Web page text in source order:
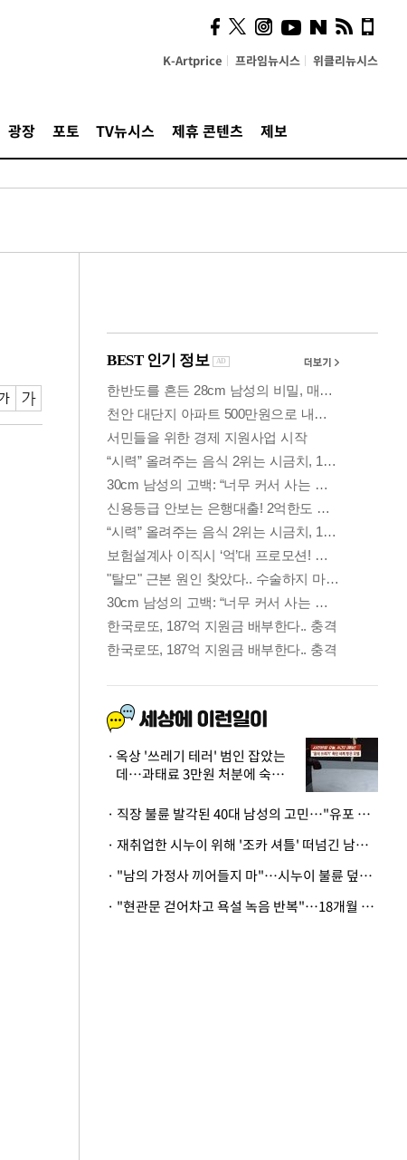
K-Artprice 프라임뉴시스 위클리뉴시스
광장 포토 TV뉴시스 제휴 콘텐츠 제보
시, 스마트폰 액세서리에
NFC 더했다
옥상 '쓰레기 테러' 범인 잡았는
데…과태료 3만원 처분에 숙박업
· 직장 불륜 발각된 40대 남성의 고민…"유포 동료 명예훼손·협박죄 고소 가능할까"
· 재취업한 시누이 위해 '조카 셔틀' 떠넘긴 남편…아내 "난 못한다"
· "남의 가정사 끼어들지 마"…시누이 불륜 덮으려는 남편에 억울한 아내
· "현관문 걷어차고 욕설 녹음 반복"…18개월 아기 키우는 집 뒤흔든 '앞집의 비극'